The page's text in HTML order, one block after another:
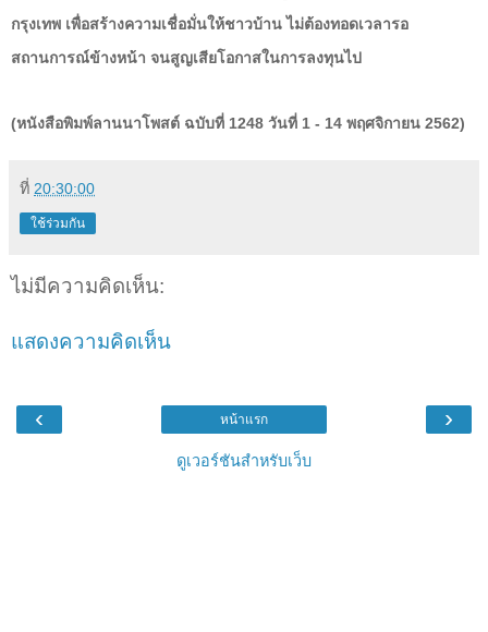
กรุงเทพ เพื่อสร้างความเชื่อมั่นให้ชาวบ้าน ไม่ต้องทอดเวลารอ
สถานการณ์ข้างหน้า จนสูญเสียโอกาสในการลงทุนไป
(หนังสือพิมพ์ลานนาโพสต์ ฉบับที่ 1248 วันที่ 1 - 14 พฤศจิกายน 2562)
ที่ 20:30:00
ใช้ร่วมกัน
ไม่มีความคิดเห็น:
แสดงความคิดเห็น
‹ ›
หน้าแรก
ดูเวอร์ชันสำหรับเว็บ